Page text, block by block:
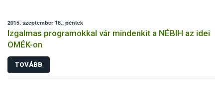
2015. szeptember 18., péntek
Izgalmas programokkal vár mindenkit a NÉBIH az idei
OMÉK-on
TOVÁBB